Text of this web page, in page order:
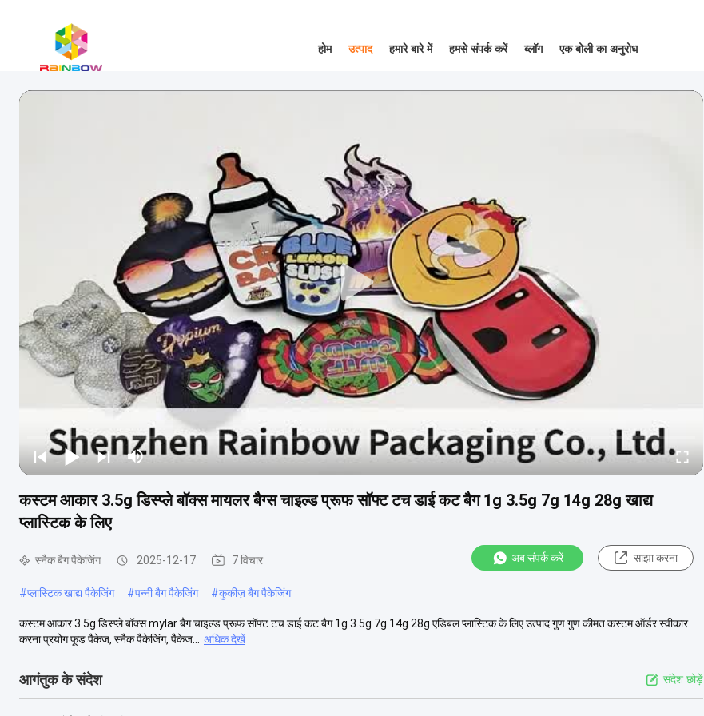
होम उत्पाद हमारे बारे में हमसे संपर्क करें ब्लॉग एक बोली का अनुरोध
कस्टम आकार 3.5g डिस्प्ले बॉक्स मायलर बैग्स चाइल्ड प्रूफ सॉफ्ट टच डाई कट बैग 1g 3.5g 7g 14g 28g खाद्य
प्लास्टिक के लिए
स्नैक बैग पैकेजिंग 2025-12-17 7 विचार अब संपर्क करें साझा करना
#प्लास्टिक खाद्य पैकेजिंग #पन्नी बैग पैकेजिंग #कुकीज़ बैग पैकेजिंग
कस्टम आकार 3.5g डिस्प्ले बॉक्स mylar बैग चाइल्ड प्रूफ सॉफ्ट टच डाई कट बैग 1g 3.5g 7g 14g 28g एडिबल प्लास्टिक के लिए उत्पाद गुण गुण कीमत कस्टम ऑर्डर स्वीकार
करना प्रयोग फूड पैकेज, स्नैक पैकेजिंग, पैकेज...
अधिक देखें
आगंतुक के संदेश संदेश छोड़ें